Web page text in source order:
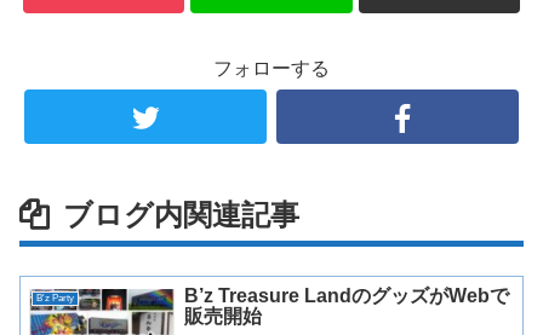
フォローする
ブログ内関連記事
B'z Party
B’z Treasure LandのグッズがWebで
販売開始